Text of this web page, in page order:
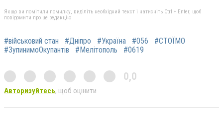
Якщо ви помітили помилку, виділіть необхідний текст і натисніть Ctrl + Enter, щоб
повідомити про це редакцію
#військовий стан #Дніпро #Україна #056
#СТОЇМО
#ЗупинимоОкупантів
#Мелітополь #0619
0,0
Авторизуйтесь, щоб оцінити